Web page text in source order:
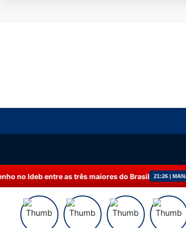
maiores do Brasil 21:26 | MANAUS Manutenção